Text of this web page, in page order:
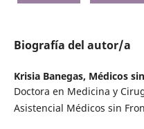
Biografía del autor/a
Krisia Banegas, Médicos
Doctora en Medicina y
Asistencial Médicos sin